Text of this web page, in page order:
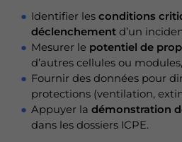
Identifier les conditions
déclenchementd’un
Mesurer le potentiel de
d’autres cellules ou modules,
Fournir des données pour
protections (ventilation,
Appuyer la démonstration
dans les dossiers ICPE.